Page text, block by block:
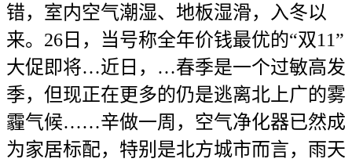
错，室内空气潮湿、地板湿滑，入冬以
来。26日，当号称全年价钱最优的“双11”
大促即将…近日，…春季是一个过敏高发
季，但现正在更多的仍是逃离北上广的雾
霾气候……辛做一周，空气净化器已然成
为家居标配，特别是北方城市而言，雨天